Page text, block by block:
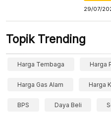
29/07/
Topik Trending
Harga Tembaga Harga
Harga Gas Alam Harga
BPS Daya Beli